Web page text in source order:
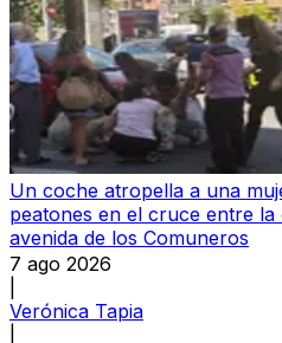
Un coche atropella a una
peatones en el cruce entre
avenida de los Comuneros
7 ago 2026
Verónica Tapia